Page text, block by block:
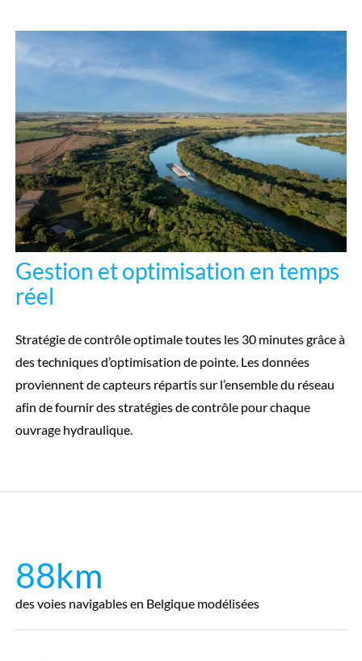
Gestion et optimisation en temps
réel
Stratégie de contrôle optimale toutes les 30 minutes grâce à
des techniques d’optimisation de pointe. Les données
proviennent de capteurs répartis sur l’ensemble du réseau
afin de fournir des stratégies de contrôle pour chaque
ouvrage hydraulique.
88km
des voies navigables en Belgique modélisées